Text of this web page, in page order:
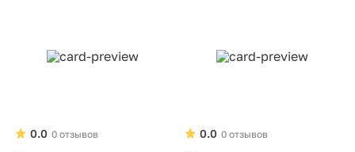
0 отзывов
0.0
0 отзывов
0.0